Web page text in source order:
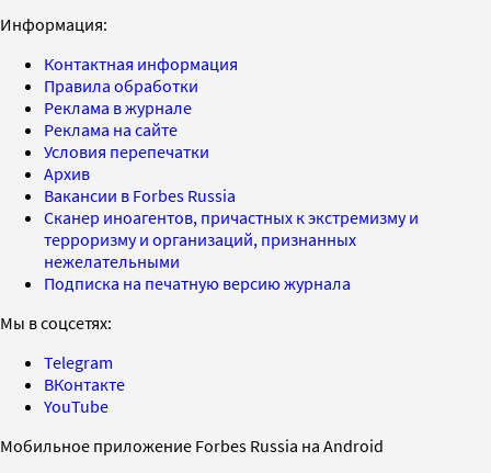
Информация:
Контактная информация
Правила обработки
Реклама в журнале
Реклама на сайте
Условия перепечатки
Архив
Вакансии в Forbes Russia
Сканер иноагентов, причастных к экстремизму и
терроризму и организаций, признанных
нежелательными
Подписка на печатную версию журнала
Мы в соцсетях:
Telegram
ВКонтакте
YouTube
Мобильное приложение Forbes Russia на Android